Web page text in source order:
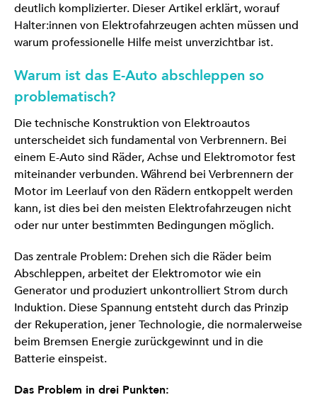
deutlich komplizierter. Dieser Artikel erklärt, worauf
Halter:innen von Elektrofahrzeugen achten müssen und
warum professionelle Hilfe meist unverzichtbar ist.
Warum ist das E-Auto abschleppen so
problematisch?
Die technische Konstruktion von Elektroautos
unterscheidet sich fundamental von Verbrennern. Bei
einem E-Auto sind Räder, Achse und Elektromotor fest
miteinander verbunden. Während bei Verbrennern der
Motor im Leerlauf von den Rädern entkoppelt werden
kann, ist dies bei den meisten Elektrofahrzeugen nicht
oder nur unter bestimmten Bedingungen möglich.
Das zentrale Problem: Drehen sich die Räder beim
Abschleppen, arbeitet der Elektromotor wie ein
Generator und produziert unkontrolliert Strom durch
Induktion. Diese Spannung entsteht durch das Prinzip
der Rekuperation, jener Technologie, die normalerweise
beim Bremsen Energie zurückgewinnt und in die
Batterie einspeist.
Das Problem in drei Punkten: